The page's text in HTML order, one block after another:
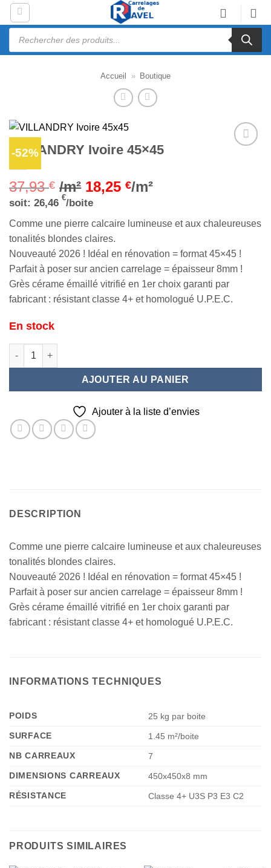
Passer
contenu
Recherche
Accueil » Boutique
-52%
VILLANDRY Ivoire 45×45
37,93€ /m² 18,25€/m²
soit: 26,46 €/boite
Comme une pierre calcaire lumineuse et aux chaleureuses
tonalités blondes claires.
Nouveauté 2026 ! Idéal en rénovation = format 45×45 !
Parfait à poser sur ancien carrelage = épaisseur 8mm !
Grès cérame émaillé vitrifié en 1er choix garanti par
fabricant : résistant classe 4+ et homologué U.P.E.C.
En stock
quantité de VILLANDRY Ivoire 45x45
AJOUTER AU PANIER
Ajouter à la liste d’envies
DESCRIPTION
Comme une pierre calcaire lumineuse et aux chaleureuses
tonalités blondes claires.
Nouveauté 2026 ! Idéal en rénovation = format 45×45 !
Parfait à poser sur ancien carrelage = épaisseur 8mm !
Grès cérame émaillé vitrifié en 1er choix garanti par
fabricant : résistant classe 4+ et homologué U.P.E.C.
INFORMATIONS TECHNIQUES
POIDS
25 kg par boite
SURFACE
1.45 m²/boite
NB CARREAUX
7
DIMENSIONS CARREAUX
450x450x8 mm
RÉSISTANCE
Classe 4+ U3S P3 E3 C2
PRODUITS SIMILAIRES